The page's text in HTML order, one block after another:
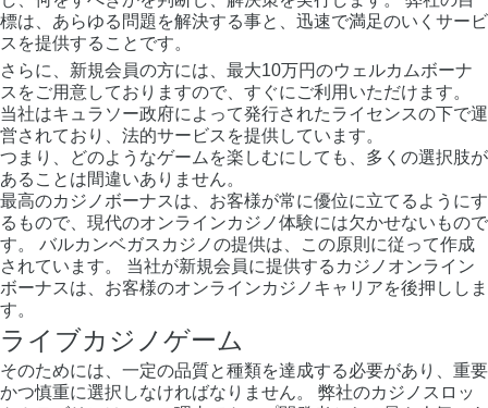
標は、あらゆる問題を解決する事と、迅速で満足のいくサービ
スを提供することです。
さらに、新規会員の方には、最大10万円のウェルカムボーナ
スをご用意しておりますので、すぐにご利用いただけます。
当社はキュラソー政府によって発行されたライセンスの下で運
営されており、法的サービスを提供しています。
つまり、どのようなゲームを楽しむにしても、多くの選択肢が
あることは間違いありません。
最高のカジノボーナスは、お客様が常に優位に立てるようにす
るもので、現代のオンラインカジノ体験には欠かせないもので
す。 バルカンベガスカジノの提供は、この原則に従って作成
されています。 当社が新規会員に提供するカジノオンライン
ボーナスは、お客様のオンラインカジノキャリアを後押ししま
す。
ライブカジノゲーム
そのためには、一定の品質と種類を達成する必要があり、重要
かつ慎重に選択しなければなりません。 弊社のカジノスロッ